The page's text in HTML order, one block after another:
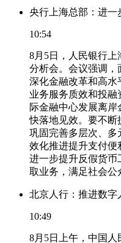
央行上海总部：进一
10:54
8月5日，人民银行
分析会。会议强调，
深化金融改革和高水
业务服务质效和投融
际金融中心发展离
快落地见效。要不断
巩固完善多层次、多
效化推进提升支付便
进一步提升反假货币
取业务，满足社会公
北京人行：推进数字
10:49
8月5日上午，中国人